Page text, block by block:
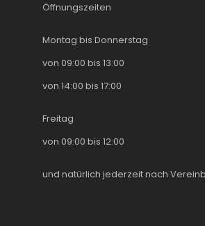
Öffnungszeiten
Montag bis Donnerstag
von 09:00 bis 13:00
von 14:00 bis 17:00
Freitag
von 09:00 bis 12:00
und natürlich jederzeit nach